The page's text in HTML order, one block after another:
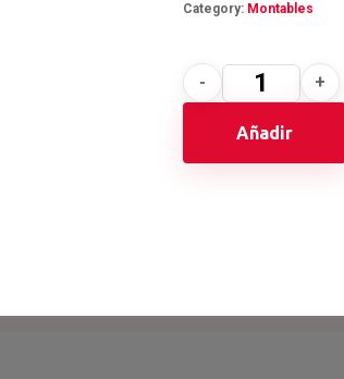
Category: Montables
Añadir